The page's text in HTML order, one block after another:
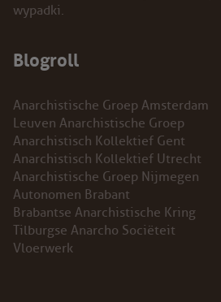
wypadki.
Blogroll
Anarchistische Groep Amsterdam
Leuven Anarchistische Groep
Anarchistisch Kollektief Gent
Anarchistisch Kollektief Utrecht
Anarchistische Groep Nijmegen
Autonomen Brabant
Brabantse Anarchistische Kring
Tilburgse Anarcho Sociëteit
Vloerwerk